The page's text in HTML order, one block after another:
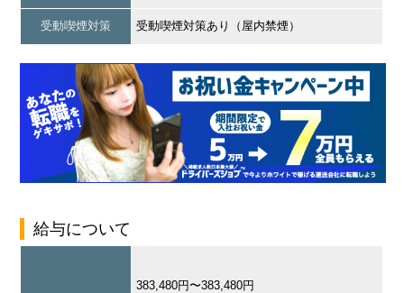
受動喫煙対策 受動喫煙対策あり（屋内禁煙）
給与について
383,480円〜383,480円